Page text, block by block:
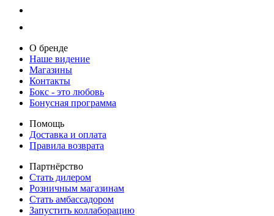
О бренде
Наше видение
Магазины
Контакты
Бокс - это любовь
Бонусная программа
Помощь
Доставка и оплата
Правила возврата
Партнёрство
Стать дилером
Розничным магазинам
Стать амбассадором
Запустить коллаборацию